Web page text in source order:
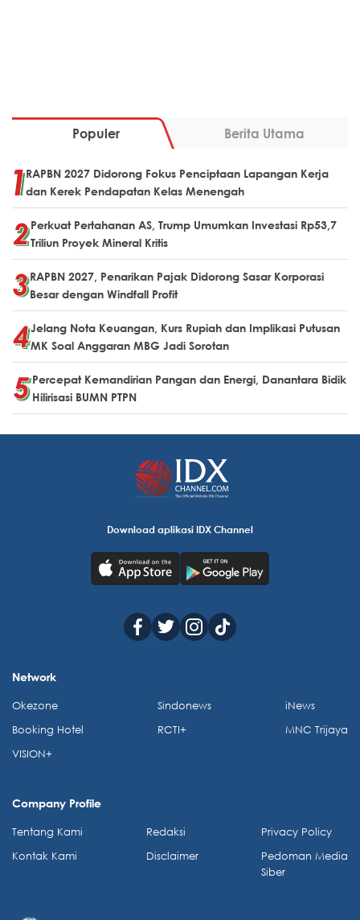
Populer Berita Utama
RAPBN 2027 Didorong Fokus Penciptaan Lapangan Kerja
dan Kerek Pendapatan Kelas Menengah
Perkuat Pertahanan AS, Trump Umumkan Investasi Rp53,7
Triliun Proyek Mineral Kritis
RAPBN 2027, Penarikan Pajak Didorong Sasar Korporasi
Besar dengan Windfall Profit
Jelang Nota Keuangan, Kurs Rupiah dan Implikasi Putusan
MK Soal Anggaran MBG Jadi Sorotan
Percepat Kemandirian Pangan dan Energi, Danantara Bidik
Hilirisasi BUMN PTPN
Download aplikasi IDX Channel
Network
Okezone
Booking Hotel
VISION+
Sindonews
RCTI+
iNews
MNC Trijaya
Company Profile
Tentang Kami
Kontak Kami
Redaksi
Disclaimer
Privacy Policy
Pedoman Media
Siber